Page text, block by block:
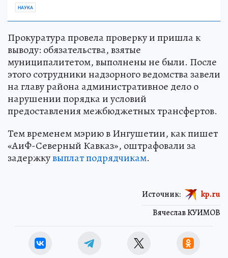
НАУКА
Прокуратура провела проверку и пришла к
выводу: обязательства, взятые
муниципалитетом, выполнены не были. После
этого сотрудники надзорного ведомства завели
на главу района административное дело о
нарушении порядка и условий
предоставления межбюджетных трансфертов.
Тем временем мэрию в Ингушетии, как пишет
«АиФ-Северный Кавказ», оштрафовали за
задержкувыплат подрядчикам.
Вячеслав КУИМОВ
Источник: kp.ru